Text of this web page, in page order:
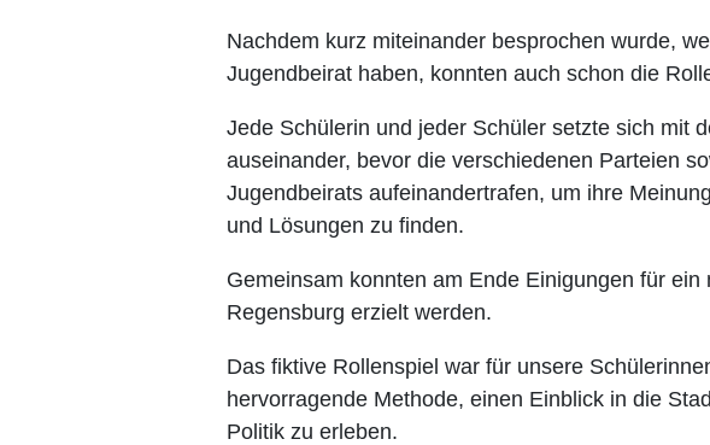
Nachdem kurz miteinander besprochen wurde,
Jugendbeirat haben, konnten auch schon die
Jede Schülerin und jeder Schüler setzte sich mit
auseinander, bevor die verschiedenen Parteien
Jugendbeirats aufeinandertrafen, um ihre
und Lösungen zu finden.
Gemeinsam konnten am Ende Einigungen für ein
Regensburg erzielt werden.
Das fiktive Rollenspiel war für unsere
hervorragende Methode, einen Einblick in die
Politik zu erleben.